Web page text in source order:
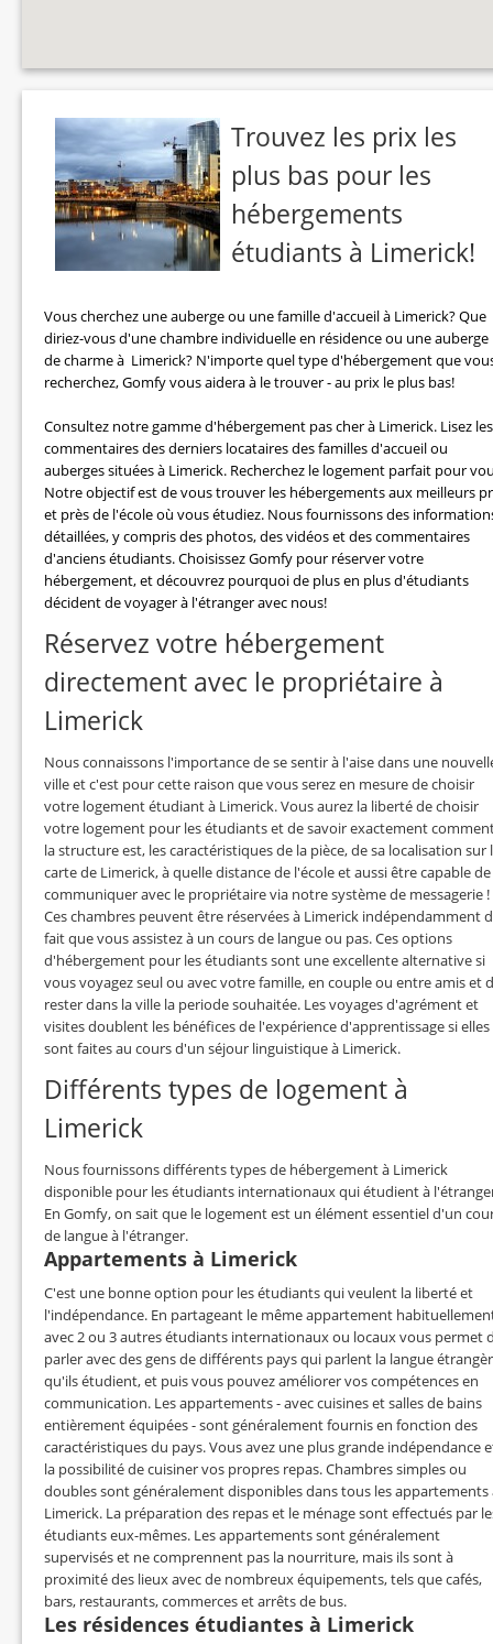
Trouvez les prix les
plus bas pour les
hébergements
étudiants à Limerick!
Vous cherchez une auberge ou une famille d'accueil à Limerick? Que
diriez-vous d'une chambre individuelle en résidence ou une auberge
de charme à Limerick? N'importe quel type d'hébergement que
recherchez, Gomfy vous aidera à le trouver - au prix le plus bas!
Consultez notre gamme d'hébergement pas cher à Limerick. Lisez les
commentaires des derniers locataires des familles d'accueil ou
auberges situées à Limerick. Recherchez le logement parfait pour
Notre objectif est de vous trouver les hébergements aux meilleurs
et près de l'école où vous étudiez. Nous fournissons des
détaillées, y compris des photos, des vidéos et des commentaires
d'anciens étudiants. Choisissez Gomfy pour réserver votre
hébergement, et découvrez pourquoi de plus en plus d'étudiants
décident de voyager à l'étranger avec nous!
Réservez votre hébergement
directement avec le propriétaire à
Limerick
Nous connaissons l'importance de se sentir à l'aise dans une
ville et c'est pour cette raison que vous serez en mesure de choisir
votre logement étudiant à Limerick. Vous aurez la liberté de choisir
votre logement pour les étudiants et de savoir exactement
la structure est, les caractéristiques de la pièce, de sa localisation sur
carte de Limerick, à quelle distance de l'école et aussi être capable de
communiquer avec le propriétaire via notre système de messagerie !
Ces chambres peuvent être réservées à Limerick indépendamment
fait que vous assistez à un cours de langue ou pas. Ces options
d'hébergement pour les étudiants sont une excellente alternative si
vous voyagez seul ou avec votre famille, en couple ou entre amis et
rester dans la ville la periode souhaitée. Les voyages d'agrément et
visites doublent les bénéfices de l'expérience d'apprentissage si elles
sont faites au cours d'un séjour linguistique à Limerick.
Différents types de logement à
Limerick
Nous fournissons différents types de hébergement à Limerick
disponible pour les étudiants internationaux qui étudient à
En Gomfy, on sait que le logement est un élément essentiel d'un
de langue à l'étranger.
Appartements à Limerick
C'est une bonne option pour les étudiants qui veulent la liberté et
l'indépendance. En partageant le même appartement
avec 2 ou 3 autres étudiants internationaux ou locaux vous permet
parler avec des gens de différents pays qui parlent la langue
qu'ils étudient, et puis vous pouvez améliorer vos compétences en
communication. Les appartements - avec cuisines et salles de bains
entièrement équipées - sont généralement fournis en fonction des
caractéristiques du pays. Vous avez une plus grande indépendance
la possibilité de cuisiner vos propres repas. Chambres simples ou
doubles sont généralement disponibles dans tous les appartements
Limerick. La préparation des repas et le ménage sont effectués par
étudiants eux-mêmes. Les appartements sont généralement
supervisés et ne comprennent pas la nourriture, mais ils sont à
proximité des lieux avec de nombreux équipements, tels que cafés,
bars, restaurants, commerces et arrêts de bus.
Les résidences étudiantes à Limerick